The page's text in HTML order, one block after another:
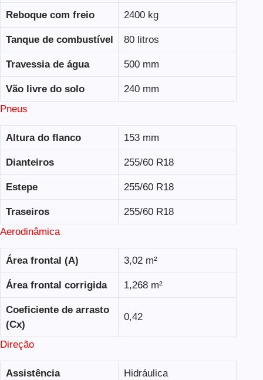
Reboque com freio 2400 kg
Tanque de combustível 80 litros
Travessia de água 500 mm
Vão livre do solo
240 mm
Pneus
Altura do flanco 153 mm
Dianteiros 255/60 R18
Estepe 255/60 R18
Traseiros
255/60 R18
Aerodinâmica
Área frontal (A) 3,02 m²
Área frontal corrigida 1,268 m²
Coeficiente de arrasto
(Cx)
0,42
Direção
Assistência Hidráulica